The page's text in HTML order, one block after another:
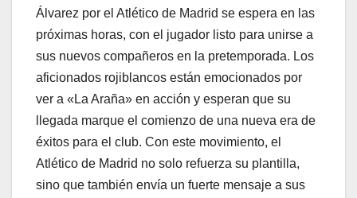
Álvarez por el Atlético de Madrid se espera en las
próximas horas, con el jugador listo para unirse a
sus nuevos compañeros en la pretemporada. Los
aficionados rojiblancos están emocionados por
ver a «La Araña» en acción y esperan que su
llegada marque el comienzo de una nueva era de
éxitos para el club. Con este movimiento, el
Atlético de Madrid no solo refuerza su plantilla,
sino que también envía un fuerte mensaje a sus